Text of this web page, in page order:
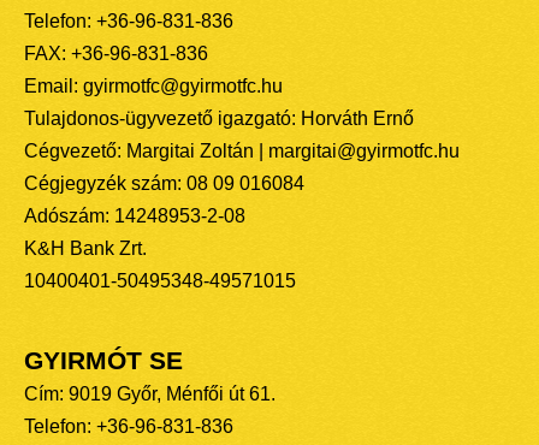
Telefon: +36-96-831-836
FAX: +36-96-831-836
Email: gyirmotfc@gyirmotfc.hu
Tulajdonos-ügyvezető igazgató: Horváth Ernő
Cégvezető: Margitai Zoltán | margitai@gyirmotfc.hu
Cégjegyzék szám: 08 09 016084
Adószám: 14248953-2-08
K&H Bank Zrt.
10400401-50495348-49571015
GYIRMÓT SE
Cím: 9019 Győr, Ménfői út 61.
Telefon: +36-96-831-836